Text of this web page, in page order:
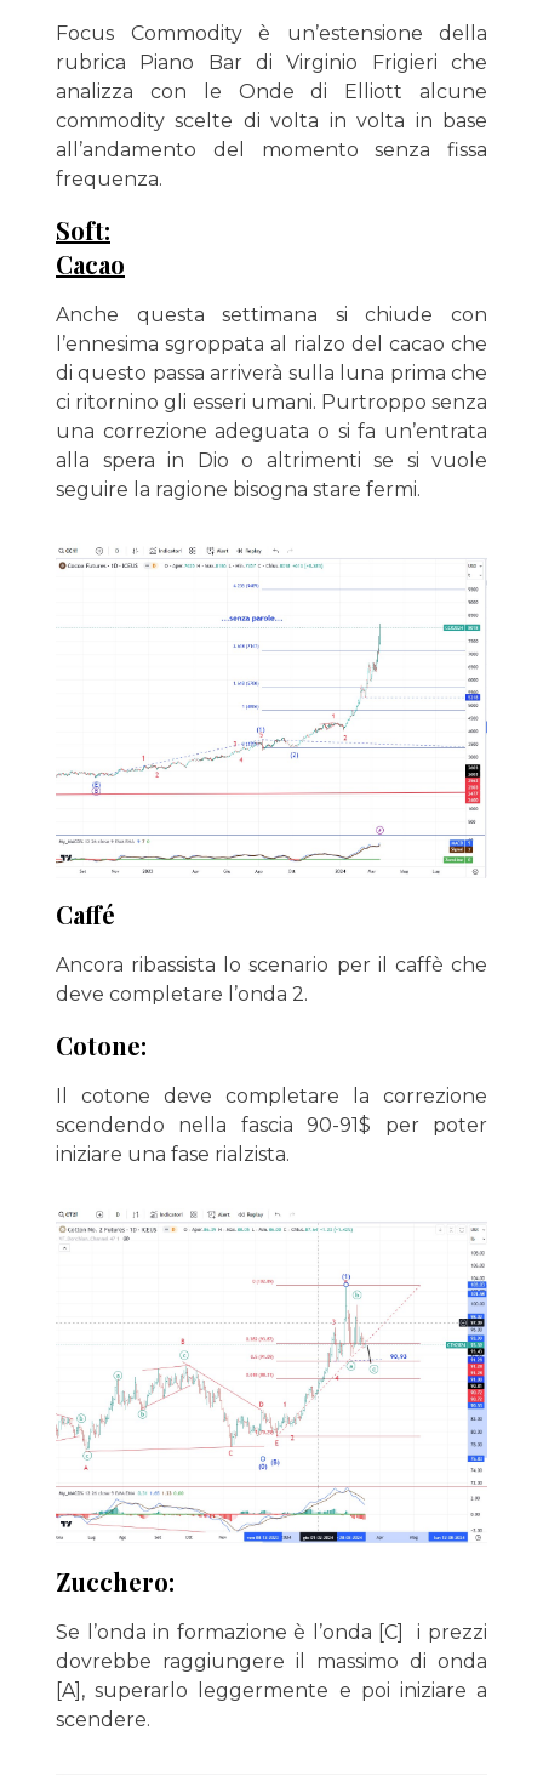
Focus Commodity è un’estensione della
rubrica Piano Bar di Virginio Frigieri che
analizza con le Onde di Elliott alcune
commodity scelte di volta in volta in base
all’andamento del momento senza fissa
frequenza.
Soft:
Cacao
Anche questa settimana si chiude con
l’ennesima sgroppata al rialzo del cacao che
di questo passa arriverà sulla luna prima che
ci ritornino gli esseri umani. Purtroppo senza
una correzione adeguata o si fa un’entrata
alla spera in Dio o altrimenti se si vuole
seguire la ragione bisogna stare fermi.
Caffé
Ancora ribassista lo scenario per il caffè che
deve completare l’onda 2.
Cotone:
Il cotone deve completare la correzione
scendendo nella fascia 90-91$ per poter
iniziare una fase rialzista.
Zucchero:
Se l’onda in formazione è l’onda [C] i prezzi
dovrebbe raggiungere il massimo di onda
[A], superarlo leggermente e poi iniziare a
scendere.